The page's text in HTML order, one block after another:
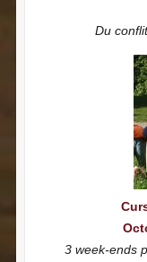
Du
3 week-ends